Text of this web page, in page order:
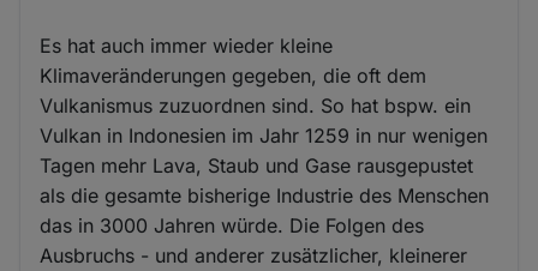
Es hat auch immer wieder kleine
Klimaveränderungen gegeben, die oft dem
Vulkanismus zuzuordnen sind. So hat bspw. ein
Vulkan in Indonesien im Jahr 1259 in nur wenigen
Tagen mehr Lava, Staub und Gase rausgepustet
als die gesamte bisherige Industrie des Menschen
das in 3000 Jahren würde. Die Folgen des
Ausbruchs - und anderer zusätzlicher, kleinerer